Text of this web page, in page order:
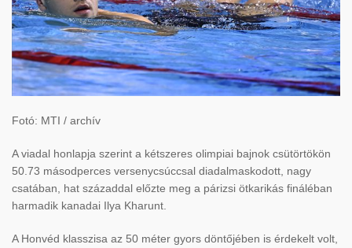
Fotó: MTI / archív
A viadal honlapja szerint a kétszeres olimpiai bajnok csütörtökön
50.73 másodperces versenycsúccsal diadalmaskodott, nagy
csatában, hat századdal előzte meg a párizsi ötkarikás fináléban
harmadik kanadai Ilya Kharunt.
A Honvéd klasszisa az 50 méter gyors döntőjében is érdekelt volt,